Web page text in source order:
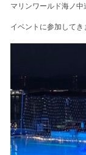
マリンワールド海ノ中
イベントに参加してき